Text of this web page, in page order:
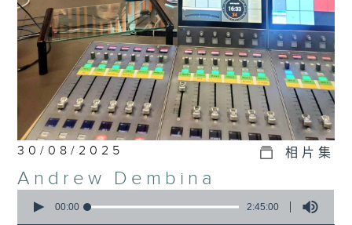
30/08/2025 相片集
Andrew Dembina
seconds
00:00 2:45:00